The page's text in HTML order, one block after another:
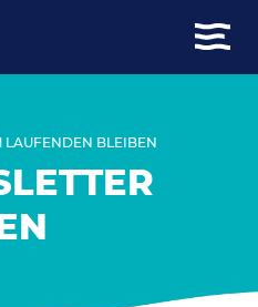
LAUFENDEN BLEIBEN